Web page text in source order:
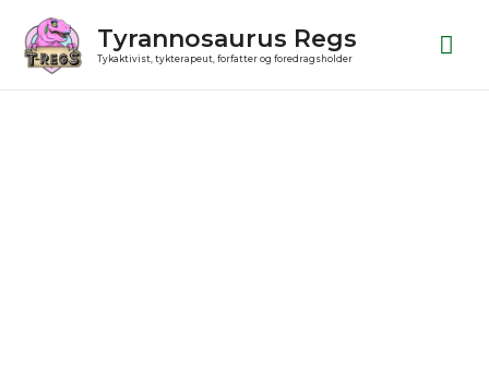
indholdet
Tyrannosaurus Regs
Tykaktivist, tykterapeut, forfatter og foredragsholder